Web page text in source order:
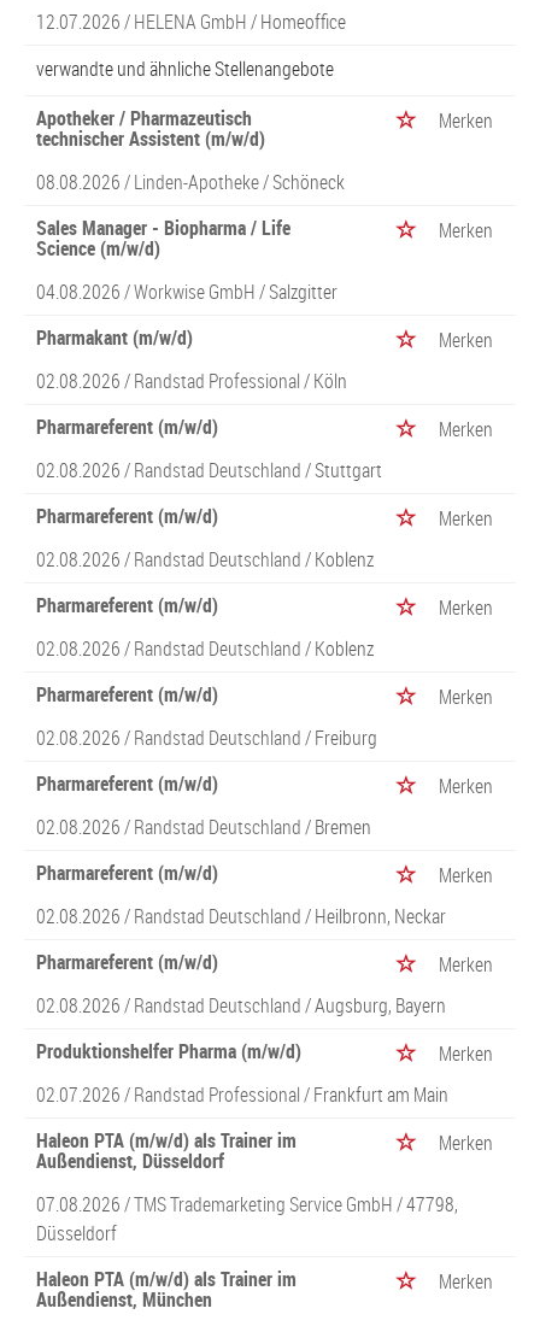
12.07.2026 /HELENA GmbH/ Homeoffice
verwandte und ähnliche Stellenangebote
Apotheker / Pharmazeutisch
technischer Assistent (m/w/d)
Merken
08.08.2026 /Linden-Apotheke/ Schöneck
Sales Manager - Biopharma / Life
Science (m/w/d)
Merken
04.08.2026 /Workwise GmbH/ Salzgitter
Pharmakant (m/w/d)
Merken
02.08.2026 /Randstad Professional/ Köln
Pharmareferent (m/w/d)
Merken
02.08.2026 /Randstad Deutschland/ Stuttgart
Pharmareferent (m/w/d)
Merken
02.08.2026 /Randstad Deutschland/ Koblenz
Pharmareferent (m/w/d)
Merken
02.08.2026 /Randstad Deutschland/ Koblenz
Pharmareferent (m/w/d)
Merken
02.08.2026 /Randstad Deutschland/ Freiburg
Pharmareferent (m/w/d)
Merken
02.08.2026 /Randstad Deutschland/ Bremen
Pharmareferent (m/w/d)
Merken
02.08.2026 /Randstad Deutschland/ Heilbronn, Neckar
Pharmareferent (m/w/d)
Merken
02.08.2026 /Randstad Deutschland/ Augsburg, Bayern
Produktionshelfer Pharma (m/w/d)
Merken
02.07.2026 /Randstad Professional/ Frankfurt am Main
Haleon PTA (m/w/d) als Trainer im
Außendienst, Düsseldorf
Merken
07.08.2026 /TMS Trademarketing Service GmbH/ 47798,
Düsseldorf
Haleon PTA (m/w/d) als Trainer im
Außendienst, München
Merken